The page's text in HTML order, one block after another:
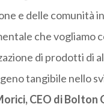
e delle comunità
che vogliamo
di prodotti di
tangibile nello
CEO di Bolton